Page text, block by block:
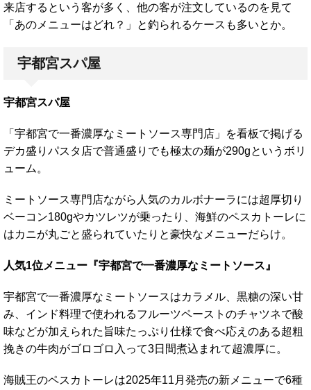
来店するという客が多く、他の客が注文しているのを見て
「あのメニューはどれ？」と釣られるケースも多いとか。
宇都宮スパ屋
宇都宮スパ屋
「宇都宮で一番濃厚なミートソース専門店」を看板で掲げる
デカ盛りパスタ店で普通盛りでも極太の麺が290gというボリ
ューム。
ミートソース専門店ながら人気のカルボナーラには超厚切り
ベーコン180gやカツレツが乗ったり、海鮮のペスカトーレに
はカニが丸ごと盛られていたりと豪快なメニューだらけ。
人気1位メニュー『宇都宮で一番濃厚なミートソース』
宇都宮で一番濃厚なミートソースはカラメル、黒糖の深い甘
み、インド料理で使われるフルーツペーストのチャツネで酸
味などが加えられた旨味たっぷり仕様で食べ応えのある超粗
挽きの牛肉がゴロゴロ入って3日間煮込まれて超濃厚に。
海賊王のペスカトーレは2025年11月発売の新メニューで6種